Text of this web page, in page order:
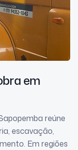
em
reúne
escavação,
Em regiões